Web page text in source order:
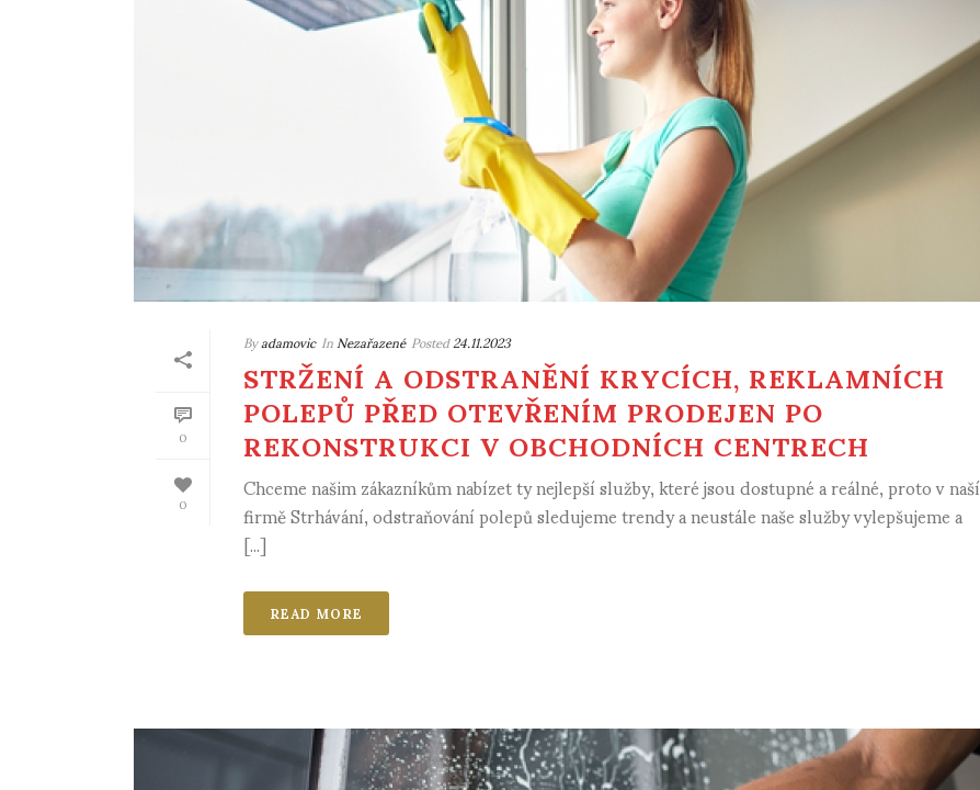
0
0
ByadamovicInNezařazenéPosted24.11.2023
STRŽENÍ A ODSTRANĚNÍ KRYCÍCH, REKLAMNÍCH
POLEPŮ PŘED OTEVŘENÍM PRODEJEN PO
REKONSTRUKCI V OBCHODNÍCH CENTRECH
Chceme našim zákazníkům nabízet ty nejlepší služby, které jsou dostupné a reálné, proto v naší
firmě Strhávání, odstraňování polepů sledujeme trendy a neustále naše služby vylepšujeme a
[...]
READ MORE